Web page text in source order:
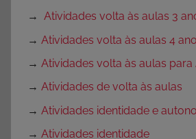
→ Atividades volta às aulas 3
→ Atividades volta às aulas 4 ano
→ Atividades volta às aulas
→ Atividades de volta às aulas
→ Atividades identidade e
→ Atividades identidade